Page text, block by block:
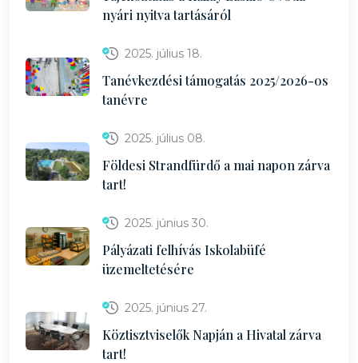
nyári nyitva tartásáról
2025. július 18.
Tanévkezdési támogatás 2025/2026-os
tanévre
2025. július 08.
Földesi Strandfürdő a mai napon zárva
tart!
2025. június 30.
Pályázati felhívás Iskolabüfé
üzemeltetésére
2025. június 27.
Köztisztviselők Napján a Hivatal zárva
tart!